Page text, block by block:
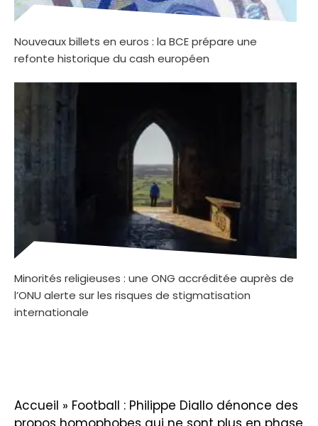
Nouveaux billets en euros : la BCE prépare une
refonte historique du cash européen
Minorités religieuses : une ONG accréditée auprès de
l’ONU alerte sur les risques de stigmatisation
internationale
Accueil » Football : Philippe Diallo dénonce des